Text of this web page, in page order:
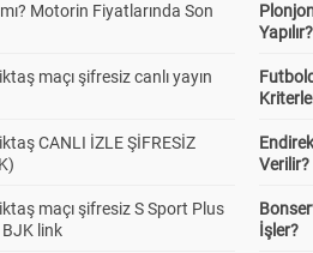
Motorin Fiyatlarında Son
maçı şifresiz canlı yayın
CANLI İZLE ŞİFRESİZ
maçı şifresiz S Sport Plus
link
Yapılır?
Verilir?
İşler?